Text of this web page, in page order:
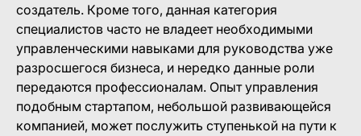
создатель. Кроме того, данная категория
специалистов часто не владеет необходимыми
управленческими навыками для руководства уже
разросшегося бизнеса, и нередко данные роли
передаются профессионалам. Опыт управления
подобным стартапом, небольшой развивающейся
компанией, может послужить ступенькой на пути к